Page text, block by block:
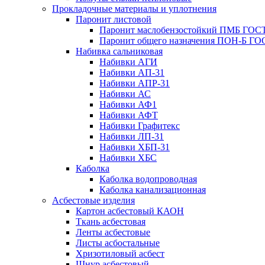
Прокладочные материалы и уплотнения
Паронит листовой
Паронит маслобензостойкий ПМБ
Паронит общего назначения ПОН-Б
Набивка сальниковая
Набивки АГИ
Набивки АП-31
Набивки АПР-31
Набивки АС
Набивки АФ1
Набивки АФТ
Набивки Графитекс
Набивки ЛП-31
Набивки ХБП-31
Набивки ХБС
Каболка
Каболка водопроводная
Каболка канализационная
Асбестовые изделия
Картон асбестовый КАОН
Ткань асбестовая
Ленты асбестовые
Листы асбостальные
Хризотиловый асбеcт